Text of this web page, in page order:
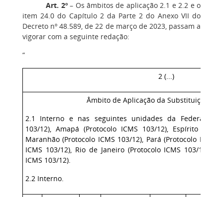
Art. 2º– Os âmbitos de aplicação 2.1 e 2.2 e o
item 24.0 do Capítulo 2 da Parte 2 do Anexo VII do
Decreto nº 48.589, de 22 de março de 2023, passam a
vigorar com a seguinte redação:
“
2 (...)
Âmbito de Aplicação da Substituição
2.1 Interno e nas seguintes unidades da Federação:
103/12), Amapá (Protocolo ICMS 103/12), Espírito
Maranhão (Protocolo ICMS 103/12), Pará (Protocolo ICMS
ICMS 103/12), Rio de Janeiro (Protocolo ICMS 103/12) e
ICMS 103/12).
2.2 Interno.